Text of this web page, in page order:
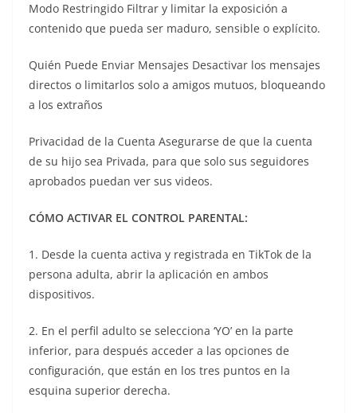
Modo Restringido Filtrar y limitar la exposición a
contenido que pueda ser maduro, sensible o explícito.
Quién Puede Enviar Mensajes Desactivar los mensajes
directos o limitarlos solo a amigos mutuos, bloqueando
a los extraños
Privacidad de la Cuenta Asegurarse de que la cuenta
de su hijo sea Privada, para que solo sus seguidores
aprobados puedan ver sus videos.
CÓMO ACTIVAR EL CONTROL PARENTAL:
1. Desde la cuenta activa y registrada en TikTok de la
persona adulta, abrir la aplicación en ambos
dispositivos.
2. En el perfil adulto se selecciona ‘YO’ en la parte
inferior, para después acceder a las opciones de
configuración, que están en los tres puntos en la
esquina superior derecha.